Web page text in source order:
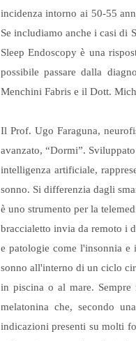
incidenza intorno ai 50-55
Se includiamo anche i casi di
Sleep Endoscopy è una
possibile passare dalla
Menchini Fabris e il Dott.
Il Prof. Ugo Faraguna,
avanzato, “Dormi”.
intelligenza artificiale,
sonno. Si differenzia dagli
è uno strumento per la
braccialetto invia da remoto i
e patologie come l'insonnia
sonno all'interno di un ciclo
in piscina o al mare. Sempre
melatonina che, secondo
indicazioni presenti su molti